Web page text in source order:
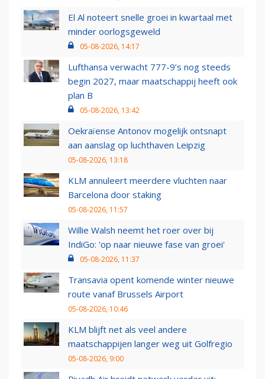
El Al noteert snelle groei in kwartaal met
minder oorlogsgeweld
05-08-2026, 14:17
Lufthansa verwacht 777-9’s nog steeds
begin 2027, maar maatschappij heeft ook
plan B
05-08-2026, 13:42
Oekraïense Antonov mogelijk ontsnapt
aan aanslag op luchthaven Leipzig
05-08-2026, 13:18
KLM annuleert meerdere vluchten naar
Barcelona door staking
05-08-2026, 11:57
Willie Walsh neemt het roer over bij
IndiGo: 'op naar nieuwe fase van groei'
05-08-2026, 11:37
Transavia opent komende winter nieuwe
route vanaf Brussels Airport
05-08-2026, 10:46
KLM blijft net als veel andere
maatschappijen langer weg uit Golfregio
05-08-2026, 9:00